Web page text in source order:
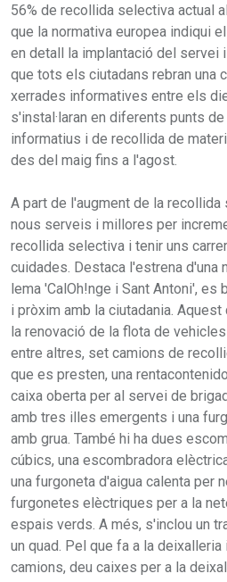
56% de recollida selectiva actual
que la normativa europea indiqui
en detall la implantació del servei
que tots els ciutadans rebran una
xerrades informatives entre els
s'instal·laran en diferents punts
informatius i de recollida de
des del maig fins a l'agost.
A part de l'augment de la recollida
nous serveis i millores per
recollida selectiva i tenir uns
cuidades. Destaca l'estrena d'una
lema 'CalOh!nge i Sant Antoni', es
i pròxim amb la ciutadania.
la renovació de la flota de
entre altres, set camions de
que es presten, una
caixa oberta per al servei de
amb tres illes emergents i una
amb grua. També hi ha dues
cúbics, una escombradora
una furgoneta d'aigua calenta per
furgonetes elèctriques per a la
espais verds. A més, s'inclou un
un quad. Pel que fa a la
camions, deu caixes per a la